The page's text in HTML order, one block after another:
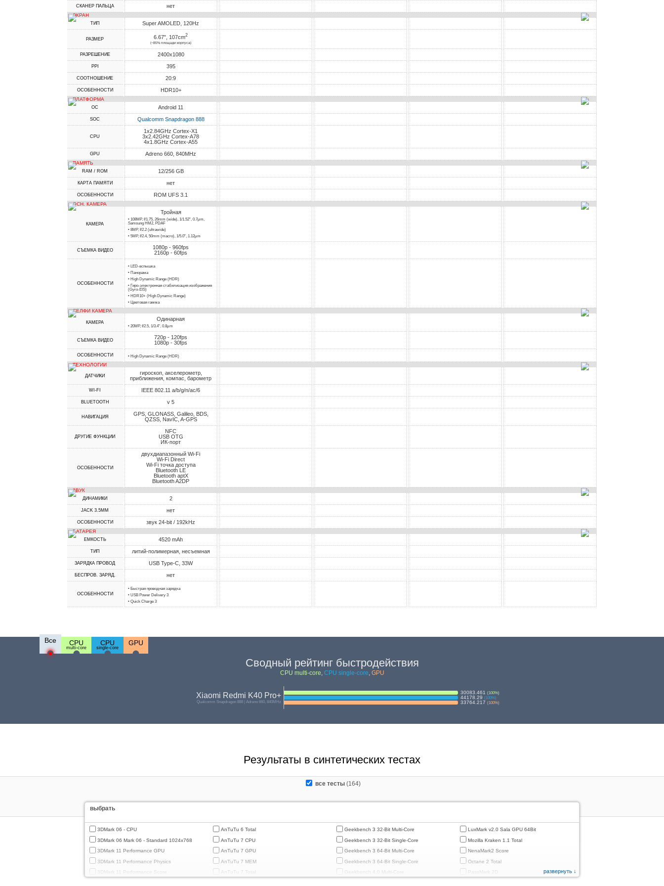
СКАНЕР ПАЛЬЦА нет
ЭКРАН
ТИП Super AMOLED, 120Hz
РАЗМЕР 6.67", 107cm2
(~85% площади корпуса)
РАЗРЕШЕНИЕ 2400x1080
PPI 395
СООТНОШЕНИЕ 20:9
ОСОБЕННОСТИ HDR10+
ПЛАТФОРМА
ОС Android 11
SOC Qualcomm Snapdragon 888
CPU
1x2.84GHz Cortex-X1
3x2.42GHz Cortex-A78
4x1.8GHz Cortex-A55
GPU Adreno 660, 840MHz
ПАМЯТЬ
RAM / ROM 12/256 GB
КАРТА ПАМЯТИ нет
ОСОБЕННОСТИ ROM UFS 3.1
ОСН. КАМЕРА
КАМЕРА
Тройная
• 108MP, f/1.75, 26mm (wide), 1/1.52", 0.7µm,
Samsung HM2, PDAF
• 8MP, f/2.2 (ultrawide)
• 5MP, f/2.4, 50mm (macro), 1/5.0", 1.12µm
СЪЕМКА ВИДЕО
1080p - 960fps
2160p - 60fps
ОСОБЕННОСТИ
• LED-вспышка
• Панорама
• High Dynamic Range (HDR)
• Гиро-электронная стабилизация изображения
(Gyro-EIS)
• HDR10+ (High Dynamic Range)
• Цветовая гамма
СЕЛФИ КАМЕРА
КАМЕРА
Одинарная
• 20MP, f/2.5, 1/3.4", 0.8µm
СЪЕМКА ВИДЕО
720p - 120fps
1080p - 30fps
ОСОБЕННОСТИ • High Dynamic Range (HDR)
ТЕХНОЛОГИИ
ДАТЧИКИ
гироскоп, акселерометр,
приближения, компас, барометр
WI-FI IEEE 802.11 a/b/g/n/ac/6
BLUETOOTH v 5
НАВИГАЦИЯ
GPS, GLONASS, Galileo, BDS,
QZSS, NavIC, A-GPS
ДРУГИЕ ФУНКЦИИ
NFC
USB OTG
ИК-порт
ОСОБЕННОСТИ
двухдиапазонный Wi-Fi
Wi-Fi Direct
Wi-Fi точка доступа
Bluetooth LE
Bluetooth aptX
Bluetooth A2DP
ЗВУК
ДИНАМИКИ 2
JACK 3.5MM нет
ОСОБЕННОСТИ звук 24-bit / 192kHz
БАТАРЕЯ
ЕМКОСТЬ 4520 mAh
ТИП литий-полимерная, несъемная
ЗАРЯДКА ПРОВОД USB Type-C, 33W
БЕСПРОВ. ЗАРЯД. нет
ОСОБЕННОСТИ
• Быстрая проводная зарядка
• USB Power Delivery 3
• Quick Charge 3
Все CPU
multi-core
CPU
single-core
GPU
Сводный рейтинг быстродействия
CPU multi-core, CPU single-core, GPU
Xiaomi Redmi K40 Pro+
Qualcomm Snapdragon 888 | Adreno 660, 840MHz
30083.461 (100%)
44178.29 (100%)
33764.217 (100%)
Результаты в синтетических тестах
все тесты(164)
выбрать
3DMark 06 - CPU
3DMark 06 Mark 06 - Standard 1024x768
3DMark 11 Performance GPU
3DMark 11 Performance Physics
3DMark 11 Performance Score
AnTuTu 6 Total
AnTuTu 7 CPU
AnTuTu 7 GPU
AnTuTu 7 MEM
AnTuTu 7 Total
Geekbench 3 32-Bit Multi-Core
Geekbench 3 32-Bit Single-Core
Geekbench 3 64-Bit Multi-Core
Geekbench 3 64-Bit Single-Core
Geekbench 4.0 Multi-Core
LuxMark v2.0 Sala GPU 64Bit
Mozilla Kraken 1.1 Total
NenaMark2 Score
Octane 2 Total
PassMark 2D
развернуть ↓